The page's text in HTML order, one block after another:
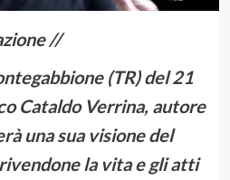
//
(TR) del 21
Cataldo Verrina, autore
una sua visione del
la vita e gli atti